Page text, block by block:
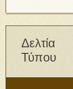
Δελτία
Τύπου